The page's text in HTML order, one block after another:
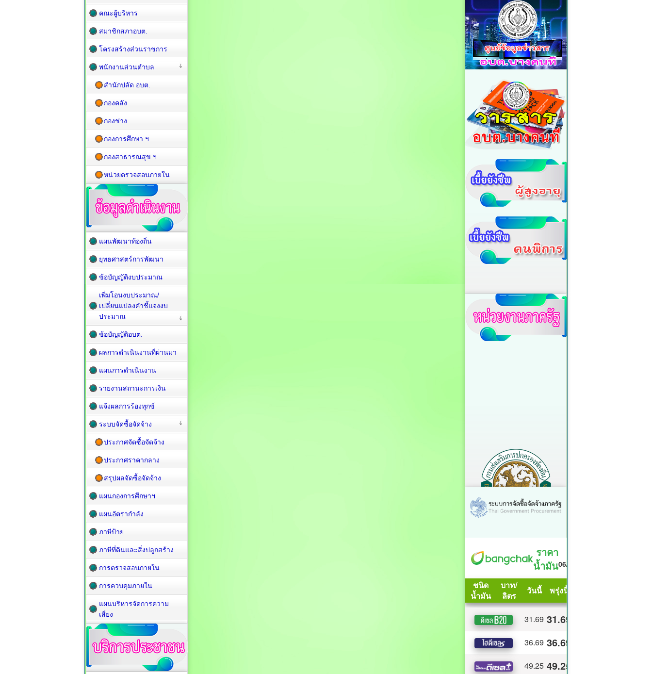
คณะผู้บริหาร
สมาชิกสภาอบต.
โครงสร้างส่วนราชการ
พนักงานส่วนตำบล
สำนักปลัด อบต.
กองคลัง
กองช่าง
กองการศึกษา ฯ
กองสาธารณสุข ฯ
หน่วยตรวจสอบภายใน
แผนพัฒนาท้องถิ่น
ยุทธศาสตร์การพัฒนา
ข้อบัญญัติงบประมาณ
เพิ่มโอนงบประมาณ/
เปลี่ยนแปลงคำชี้แจงงบ
ประมาณ
ข้อบัญญัติอบต.
ผลการดำเนินงานที่ผ่านมา
แผนการดำเนินงาน
รายงานสถานะการเงิน
แจ้งผลการร้องทุกข์
ระบบจัดซื้อจัดจ้าง
ประกาศจัดซื้อจัดจ้าง
ประกาศราคากลาง
สรุปผลจัดซื้อจัดจ้าง
แผนกองการศึกษาฯ
แผนอัตรากำลัง
ภาษีป้าย
ภาษีที่ดินและสิ่งปลูกสร้าง
การตรวจสอบภายใน
การควบคุมภายใน
แผนบริหารจัดการความ
เสี่ยง